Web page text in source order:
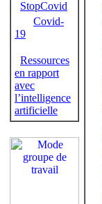
StopCovid
Covid-
19
Ressources
en rapport
avec
l’intelligence
artificielle